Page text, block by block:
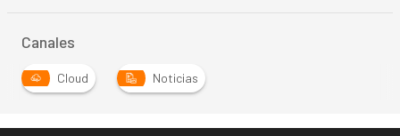
Canales
Cloud Noticias